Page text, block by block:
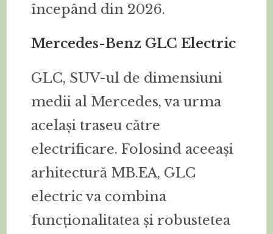
începând din 2026.
Mercedes-Benz GLC Electric
GLC, SUV-ul de dimensiuni
medii al Mercedes, va urma
același traseu către
electrificare. Folosind aceeași
arhitectură MB.EA, GLC
electric va combina
funcționalitatea și robustetea